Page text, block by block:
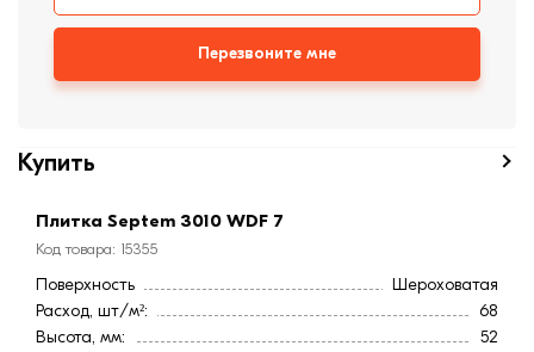
Перезвоните мне
Купить
Плитка Septem 3010 WDF 7
Код товара: 15355
Поверхность
Шероховатая
Расход, шт/м²:
68
Высота, мм:
52